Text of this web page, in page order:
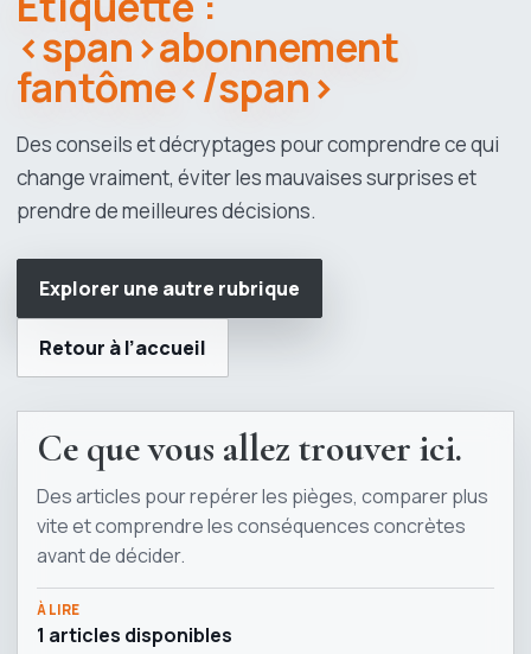
<span>abonnement
fantôme</span>
Des conseils et décryptages pour comprendre ce qui
change vraiment, éviter les mauvaises surprises et
prendre de meilleures décisions.
Explorer une autre rubrique
Retour à l’accueil
Ce que vous allez trouver ici.
Des articles pour repérer les pièges, comparer plus
vite et comprendre les conséquences concrètes
avant de décider.
À LIRE
1 articles disponibles